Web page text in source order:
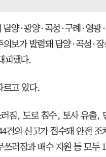
담양·광양·곡성·구례·영광
의보가 발령돼 담양·곡성·
피했다.
르고 있다.
짐, 도로 침수, 토사 유출,
건의 신고가 접수돼 안전 조
쓰러짐과 배수 지원 등 모두